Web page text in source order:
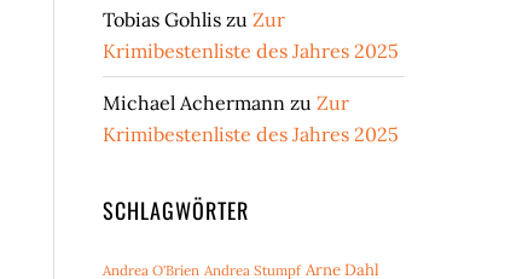
Tobias Gohlis zu Zur
Krimibestenliste des Jahres 2025
Michael Achermann zu Zur
Krimibestenliste des Jahres 2025
SCHLAGWÖRTER
Andrea O'Brien Andrea Stumpf Arne Dahl